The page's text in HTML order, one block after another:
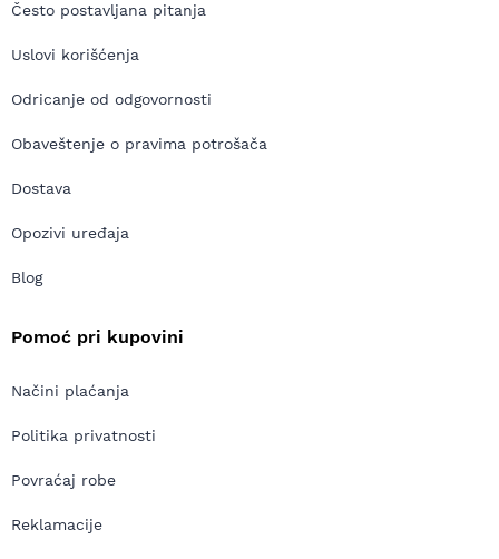
Često postavljana pitanja
Uslovi korišćenja
Odricanje od odgovornosti
Obaveštenje o pravima potrošača
Dostava
Opozivi uređaja
Blog
Pomoć pri kupovini
Načini plaćanja
Politika privatnosti
Povraćaj robe
Reklamacije